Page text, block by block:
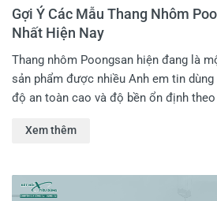
Gợi Ý Các Mẫu Thang Nhôm
Nhất Hiện Nay
Thang nhôm Poongsan hiện đang là
sản phẩm được nhiều Anh em tin
độ an toàn cao và độ bền ổn định
đại, có nguồn gốc xuất xứ rõ ràng.
bán chạy nhất hiện nay,
Xem thêm